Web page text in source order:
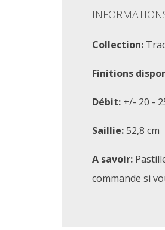
Collection:
Finitions
Débit:+/- 20 -
Saillie:52,8 cm
A savoir:
commande si